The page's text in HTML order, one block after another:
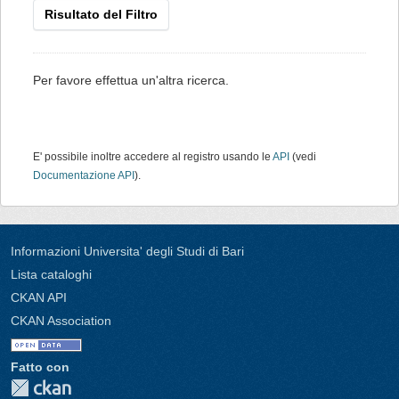
Risultato del Filtro
Per favore effettua un'altra ricerca.
E' possibile inoltre accedere al registro usando le API (vedi
Documentazione API ).
Informazioni Universita' degli Studi di Bari
Lista cataloghi
CKAN API
CKAN Association
Fatto con